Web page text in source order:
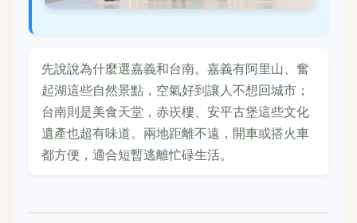
先說說為什麼選嘉義和台南。嘉義有阿里山、奮
起湖這些自然景點，空氣好到讓人不想回城市；
台南則是美食天堂，赤崁樓、安平古堡這些文化
遺產也超有味道。兩地距離不遠，開車或搭火車
都方便，適合短暫逃離忙碌生活。